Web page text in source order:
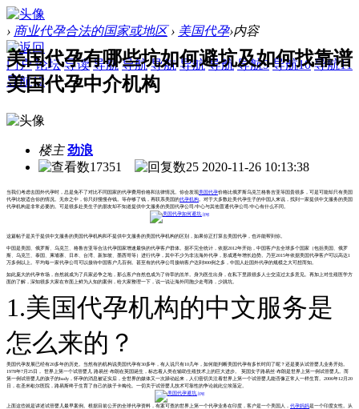
› 商业代孕合法的国家或地区 › 美国代孕›内容
门户 论坛 导读 导航 导航 导航 导航 导航 导航9 导航10 导航11
导航12
美国代孕有哪些坑如何避坑及如何找靠谱
美国代孕中介机构
楼主 劲浪
17351
25 2020-11-26 10:13:38
当我们考虑去国外代孕时，总是免不了对比不同国家的代孕费用价格和法律情况。你会发现美国代孕价格比俄罗斯乌克兰格鲁吉亚等国贵很多，可是可能却只有美国
代孕比较适合你的情况。无奈之中，你只好慢慢存钱。等存够了钱，再联系美国的代孕机构 。对于大多数赴美代孕生子的中国人来说，找到一家提供中文服务的美国
代孕机构是非常必要的。可是很多赴美生子的朋友却不知道提供中文服务的美国代孕公司/中心与其他普通代孕公司/中心有什么不同。
这篇帖子是关于提供中文服务的美国代孕机构和不提供中文服务的美国代孕机构的区别，如果你正打算去美国代孕，也许能帮到你。
中国是美国、俄罗斯、乌克兰、格鲁吉亚等合法代孕国家增速最快的代孕客户群体。据不完全统计，依据2012年开始，中国客户去全球多个国家（包括美国、俄罗
斯、乌克兰、泰国、柬埔寨、日本、台湾、新加坡、墨西哥等）进行代孕，其中不少为非法海外代孕，形成逐年增长趋势。乃至2015年依据美国代孕客户可以高达1
万多例以上。平均每一家代孕公司可以接待中国客户几百例。甚至有的代孕公司接纳客户达到900例之多，中国人赴国外代孕的规模之大可想而知。
如此庞大的代孕市场，自然就成为了兵家必争之地，那么客户自然也成为了待宰的羔羊。身为医生出身，在私下里跟很多人士交流过太多意见。再加上对生殖医学方
面的了解，深知很多大家在市面上鲜为人知的案例，给大家整理一下，说一说让海外同胞少走弯路，少跳坑。
1.美国代孕机构的中文服务是
怎么来的？
美国代孕发展已经有20多年的历史。当然有的机构说美国代孕有30多年，有人说只有10几年，如何能判断美国代孕有多长时间了呢？还是要从试管婴儿业务开始。
1978年7月25日， 世界上第一个试管婴儿 路易丝·布朗在英国诞生，标志着人类在辅助生殖技术上的巨大进步。 英国女子路易丝·布朗是世界上第一例试管婴儿。而
第一例试管婴儿的孩子的bady，怀孕的消息被证实后，全世界的媒体又一次躁动起来，人们密切关注着世界上第一个试管婴儿能否像正常人一样生育。2006年12月20
日，在圣米歇尔医院，路易斯终于生育了自己的孩子卡梅伦。一切关于试管婴儿技术可靠性的争论就此尘埃落定。
上面这些就是讲述试管婴儿最早案例。根据目前公开的全球代孕资料，有案可查的世界上第一个代孕业务在印度，客户是一个美国人， 代孕妈妈是一个印度女性。从